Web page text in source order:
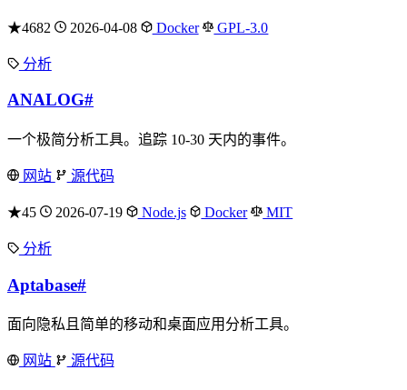
★4682 2026-04-08 Docker GPL-3.0
分析
ANALOG#
一个极简分析工具。追踪 10-30 天内的事件。
网站 源代码
★45 2026-07-19 Node.js Docker MIT
分析
Aptabase#
面向隐私且简单的移动和桌面应用分析工具。
网站 源代码